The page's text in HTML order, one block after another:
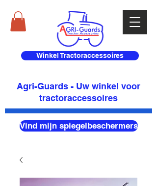
Winkel Tractoraccessoires
Agri-Guards - Uw winkel voor
tractoraccessoires
Vind mijn spiegelbeschermers